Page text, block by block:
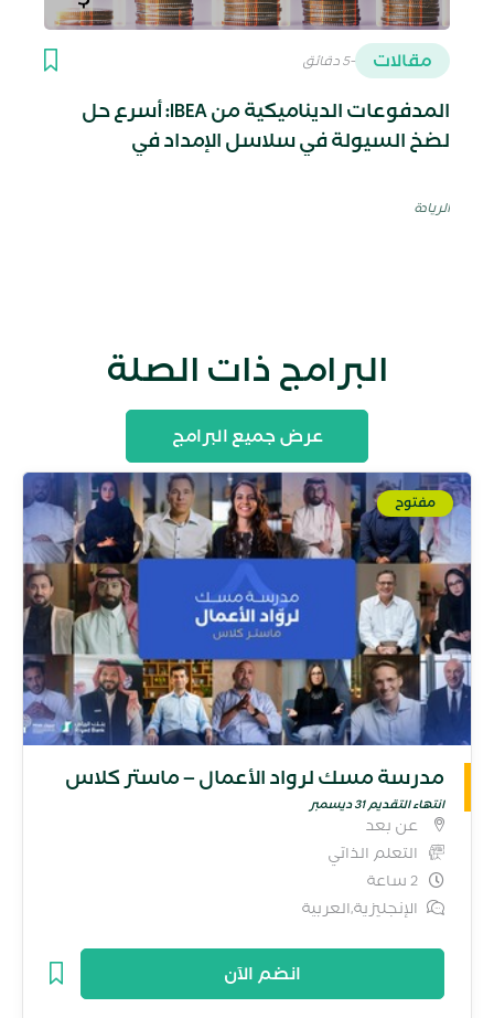
مقالات ؜-5 دقائق
المدفوعات الديناميكية من IBEA: أسرع حل
لضخ السيولة في سلاسل الإمداد في
الريادة
البرامج ذات الصلة
عرض جميع البرامج
مفتوح
مدرسة مسك لرواد الأعمال – ماستر كلاس
انتهاء التقديم 31 ديسمبر
عن بعد
التعلم الذاتي
2 ساعة
الإنجليزية,العربية
انضم الآن